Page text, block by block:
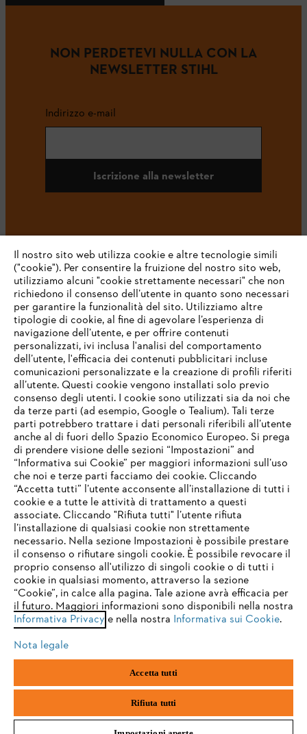
NON PERDETEVI NULLA CON LA
NEWSLETTER STIHL
Indirizzo e-mail
Iscrizione alla newsletter
#STIHL
L’azienda
STIHL FAQ
Service
Termini e condizioni generali Privacy policy
Note legali Cookies Informazioni legali
Andreas STIHL S.p.A. - Viale delle Industrie, 15
20040 Cambiago (MI)
Email:info@stihl.it
PEC:amministrazione@stihl-pec.it
Numero di partita IVA: 09883420151.
Società a socio unico, soggetta a direzione e coordinamento di Andreas
IHR BROWSER WIRD NICHT
UNTERSTÜTZT
Sie nutzen einen Browser, den wir noch nicht unterstützen. Für
eine optimale Nutzung unserer Seite empfehlen wir Ihnen, zu
einem der folgenden Browser zu wechseln:
firefox chrome
safari edge
Il nostro sito web utilizza cookie e altre tecnologie simili
("cookie"). Per consentire la fruizione del nostro sito web,
utilizziamo alcuni "cookie strettamente necessari" che non
richiedono il consenso dell’utente in quanto sono necessari
per garantire la funzionalità del sito. Utilizziamo altre
tipologie di cookie, al fine di agevolare l’esperienza di
navigazione dell’utente, e per offrire contenuti
personalizzati, ivi inclusa l'analisi del comportamento
dell’utente, l'efficacia dei contenuti pubblicitari incluse
comunicazioni personalizzate e la creazione di profili riferiti
all’utente. Questi cookie vengono installati solo previo
consenso degli utenti. I cookie sono utilizzati sia da noi che
da terze parti (ad esempio, Google o Tealium). Tali terze
parti potrebbero trattare i dati personali riferibili all’utente
anche al di fuori dello Spazio Economico Europeo. Si prega
di prendere visione delle sezioni “Impostazioni” and
“Informativa sui Cookie” per maggiori informazioni sull’uso
che noi e terze parti facciamo dei cookie. Cliccando
“Accetta tutti” l’utente acconsente all’installazione di tutti i
cookie e a tutte le attività di trattamento a questi
associate. Cliccando "Rifiuta tutti" l’utente rifiuta
l’installazione di qualsiasi cookie non strettamente
necessario. Nella sezione Impostazioni è possibile prestare
il consenso o rifiutare singoli cookie. È possibile revocare il
proprio consenso all'utilizzo di singoli cookie o di tutti i
cookie in qualsiasi momento, attraverso la sezione
“Cookie”, in calce alla pagina. Tale azione avrà efficacia per
il futuro. Maggiori informazioni sono disponibili nella nostra
Informativa Privacy e nella nostra Informativa sui Cookie.
Nota legale
Accetta tutti
Rifiuta tutti